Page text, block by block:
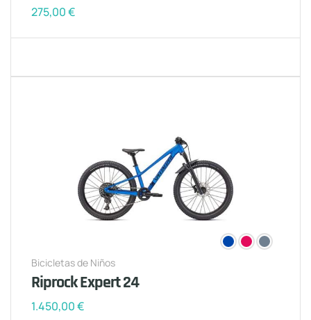
275,00€
Bicicletas de Niños
Riprock Expert 24
1.450,00€